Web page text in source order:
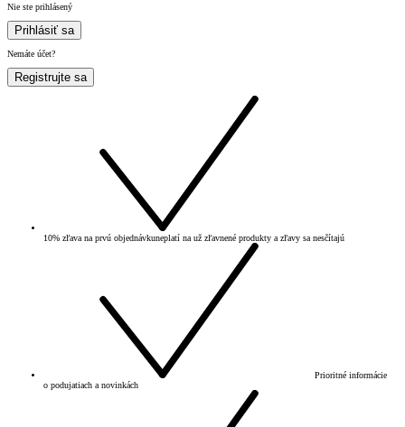
Nie ste prihlásený
Prihlásiť sa
Nemáte účet?
Registrujte sa
10% zľava na prvú objednávkuneplatí na už zľavnené produkty a zľavy sa nesčítajú
Prioritné informácie
o podujatiach a novinkách